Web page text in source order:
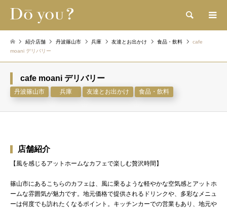
検索
紹介店舗 丹波篠山市 兵庫 友達とお出かけ 食品・飲料
cafe
moani デリバリー
cafe moani デリバリー
丹波篠山市 兵庫 友達とお出かけ 食品・飲料
店舗紹介
【風を感じるアットホームなカフェで楽しむ贅沢時間】
篠山市にあるこちらのカフェは、風に乗るような軽やかな空気感とアットホ
ームな雰囲気が魅力です。地元価格で提供されるドリンクや、多彩なメニュ
ーは何度でも訪れたくなるポイント。キッチンカーでの営業もあり、地元や